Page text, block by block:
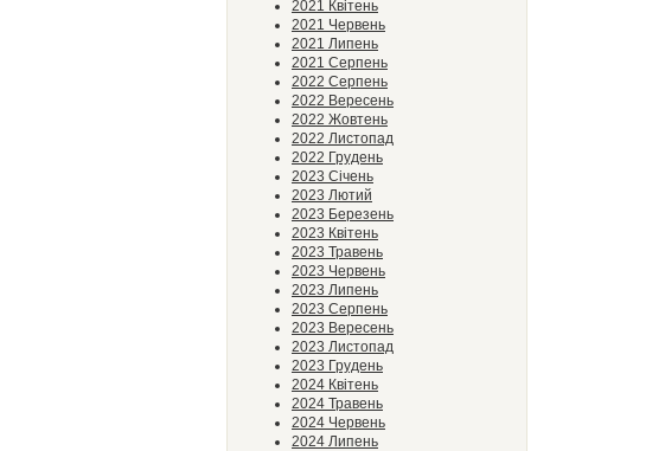
2021 Квітень
2021 Червень
2021 Липень
2021 Серпень
2022 Серпень
2022 Вересень
2022 Жовтень
2022 Листопад
2022 Грудень
2023 Січень
2023 Лютий
2023 Березень
2023 Квітень
2023 Травень
2023 Червень
2023 Липень
2023 Серпень
2023 Вересень
2023 Листопад
2023 Грудень
2024 Квітень
2024 Травень
2024 Червень
2024 Липень